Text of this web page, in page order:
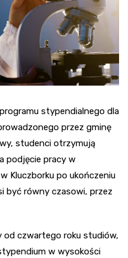
stypendialnego dla
przez gminę
studenci otrzymują
podjęcie pracy w
Kluczborku po ukończeniu
być równy czasowi, przez
od czwartego roku studiów,
w wysokości